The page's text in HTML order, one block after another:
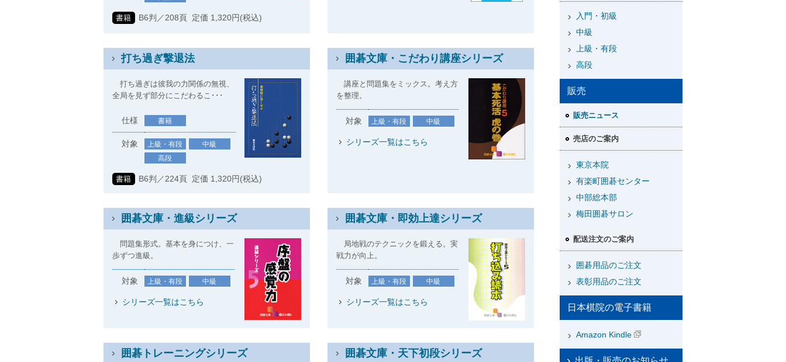
書籍 B6判／208頁 定価 1,320円(税込)
打ち過ぎ撃退法
打ち過ぎは彼我の力関係の無視、
全局を見ず部分にこだわるこ･･･
仕様 書籍
対象 上級・有段
中級
高段
書籍 B6判／224頁 定価 1,320円(税込)
囲碁文庫・こだわり講座シリーズ
講座と問題集をミックス。考え方
を整理。
対象 上級・有段 中級
シリーズ一覧はこちら
囲碁文庫・進級シリーズ
問題集形式。基本を身につけ、一
歩ずつ進級。
対象 上級・有段 中級
シリーズ一覧はこちら
囲碁文庫・即効上達シリーズ
局地戦のテクニックを鍛える。実
戦力が向上。
対象 上級・有段 中級
シリーズ一覧はこちら
囲碁トレーニングシリーズ 囲碁文庫・天下初段シリーズ
入門・初級
中級
上級・有段
高段
販売
販売ニュース
売店のご案内
東京本院
有楽町囲碁センター
中部総本部
梅田囲碁サロン
配送注文のご案内
囲碁用品のご注文
表彰用品のご注文
日本棋院の電子書籍
Amazon Kindle